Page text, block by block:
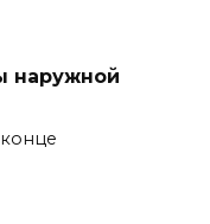
наружной